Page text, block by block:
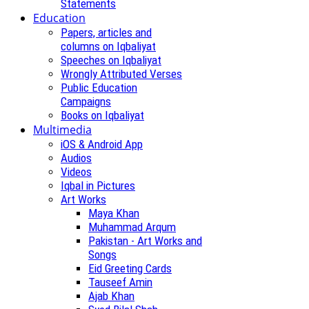
Statements
Education
Papers, articles and
columns on Iqbaliyat
Speeches on Iqbaliyat
Wrongly Attributed Verses
Public Education
Campaigns
Books on Iqbaliyat
Multimedia
iOS & Android App
Audios
Videos
Iqbal in Pictures
Art Works
Maya Khan
Muhammad Arqum
Pakistan - Art Works and
Songs
Eid Greeting Cards
Tauseef Amin
Ajab Khan